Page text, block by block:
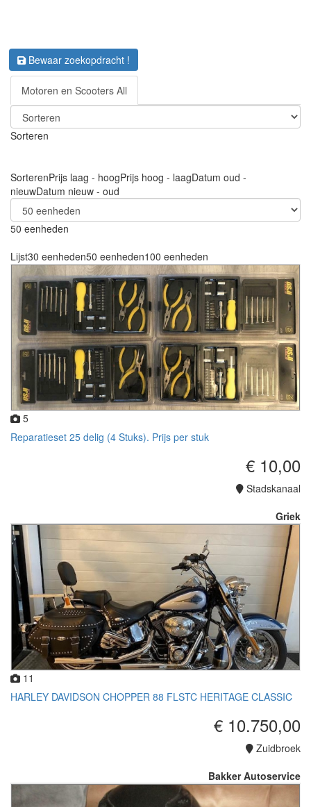
Bewaar zoekopdracht !
Motoren en Scooters All
Sorteren
SorterenPrijs laag - hoogPrijs hoog - laagDatum oud -
nieuwDatum nieuw - oud
50 eenheden
Lijst30 eenheden50 eenheden100 eenheden
5
Reparatieset 25 delig (4 Stuks). Prijs per stuk
€ 10,00
Stadskanaal
Griek
11
HARLEY DAVIDSON CHOPPER 88 FLSTC HERITAGE CLASSIC
€ 10.750,00
Zuidbroek
Bakker Autoservice